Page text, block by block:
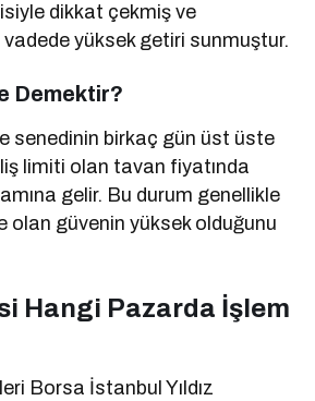
dikkat çekmiş ve
vadede yüksek getiri sunmuştur.
Demektir?
senedinin birkaç gün üst üste
limiti olan tavan fiyatında
gelir. Bu durum genellikle
olan güvenin yüksek olduğunu
Hangi Pazarda İşlem
Borsa İstanbul Yıldız